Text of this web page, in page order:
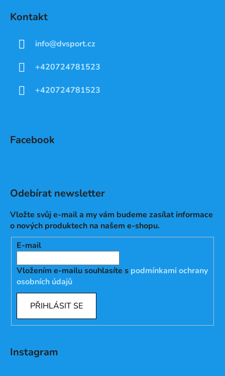
Kontakt
info@dvsport.cz
+420724781523
+420724781523
Facebook
Odebírat newsletter
Vložte svůj e-mail a my vám budeme zasílat informace
o nových produktech na našem e-shopu.
E-mail
Vložením e-mailu souhlasíte s podmínkami ochrany
osobních údajů
PŘIHLÁSIT SE
Instagram